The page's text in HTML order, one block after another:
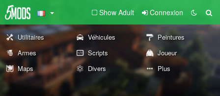
Show Adult Connexion
Utilitaires Véhicules
Peintures
Armes
Scripts
Joueur
Maps
Divers Plus